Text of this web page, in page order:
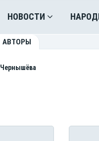
НОВОСТИ
АВТОРЫ
Чернышёва